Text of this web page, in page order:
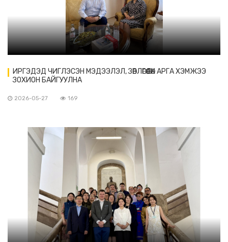
ИРГЭДЭД ЧИГЛЭСЭН МЭДЭЭЛЭЛ, ЗӨВЛӨГӨӨ ӨГӨХ АРГА ХЭМЖЭЭ
ЗОХИОН БАЙГУУЛНА
2026-05-27 169